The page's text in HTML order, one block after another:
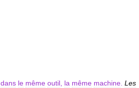
dans le même outil la même machine Les